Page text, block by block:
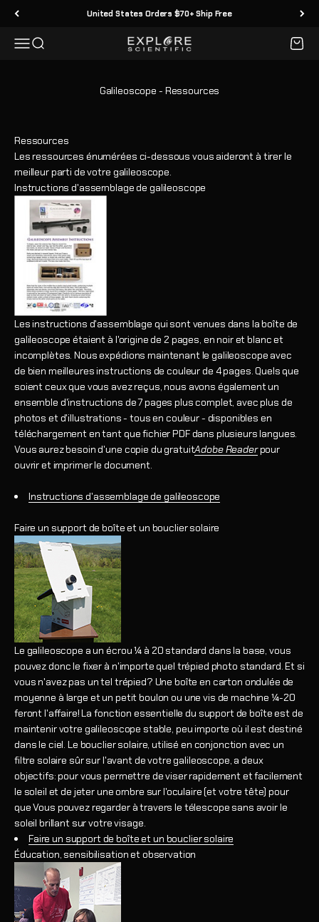
Passer au contenu United States Orders $70+ Ship Free
MenuRecherche Explore Scientific Panier
Galileoscope - Ressources
Ressources
Les ressources énumérées ci-dessous vous aideront à tirer le
meilleur parti de votre galileoscope.
Instructions d'assemblage de galileoscope
Les instructions d'assemblage qui sont venues dans la boîte de
galileoscope étaient à l'origine de 2 pages, en noir et blanc et
incomplètes. Nous expédions maintenant le galileoscope avec
de bien meilleures instructions de couleur de 4 pages. Quels que
soient ceux que vous avez reçus, nous avons également un
ensemble d'instructions de 7 pages plus complet, avec plus de
photos et d'illustrations - tous en couleur - disponibles en
téléchargement en tant que fichier PDF dans plusieurs langues.
Vous aurez besoin d'une copie du gratuitAdobe Readerpour
ouvrir et imprimer le document.
Instructions d'assemblage de galileoscope
Faire un support de boîte et un bouclier solaire
Le galileoscope a un écrou ¼ à 20 standard dans la base, vous
pouvez donc le fixer à n'importe quel trépied photo standard. Et si
vous n'avez pas un tel trépied? Une boîte en carton ondulée de
moyenne à large et un petit boulon ou une vis de machine ¼-20
feront l'affaire! La fonction essentielle du support de boîte est de
maintenir votre galileoscope stable, peu importe où il est destiné
dans le ciel. Le bouclier solaire, utilisé en conjonction avec un
filtre solaire sûr sur l'avant de votre galileoscope, a deux
objectifs: pour vous permettre de viser rapidement et facilement
le soleil et de jeter une ombre sur l'oculaire (et votre tête) pour
que Vous pouvez regarder à travers le télescope sans avoir le
soleil brillant sur votre visage.
Faire un support de boîte et un bouclier solaire
Éducation, sensibilisation et observation